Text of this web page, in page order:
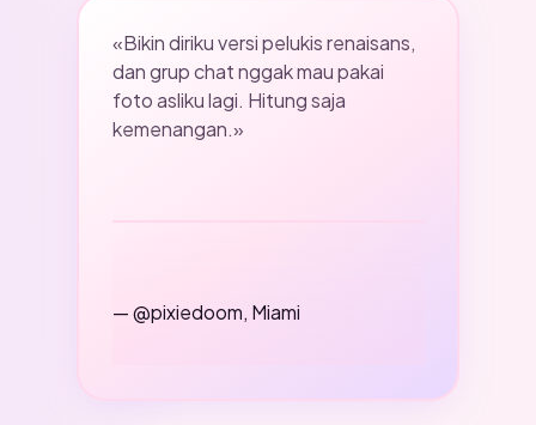
«Bikin diriku versi pelukis renaisans,
dan grup chat nggak mau pakai
foto asliku lagi. Hitung saja
kemenangan.»
— @pixiedoom, Miami